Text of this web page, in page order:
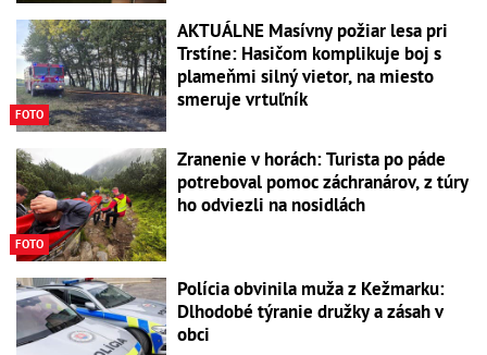
FOTO
AKTUÁLNE Masívny požiar lesa pri
Trstíne: Hasičom komplikuje boj s
plameňmi silný vietor, na miesto
smeruje vrtuľník
FOTO
Zranenie v horách: Turista po páde
potreboval pomoc záchranárov, z túry
ho odviezli na nosidlách
Polícia obvinila muža z Kežmarku:
Dlhodobé týranie družky a zásah v
obci